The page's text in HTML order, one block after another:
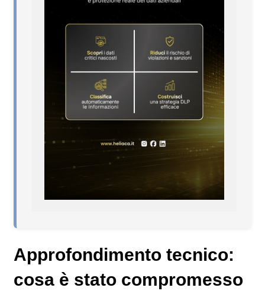
Approfondimento tecnico:
cosa è stato compromesso